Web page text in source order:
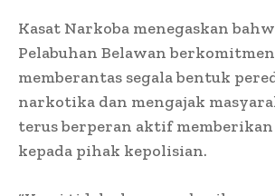
Kasat Narkoba menegaskan
Pelabuhan Belawan
memberantas segala bentuk
narkotika dan mengajak
terus berperan aktif
kepada pihak kepolisian.